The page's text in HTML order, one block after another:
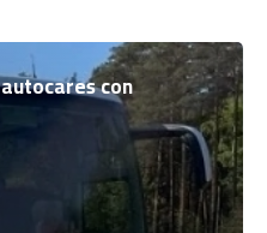
con